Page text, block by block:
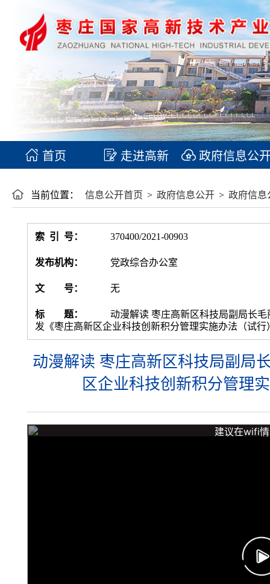
首页 走进高新 政府信息公
当前位置： 信息公开首页 > 政府信息公开 > 政府信息
索 引 号： 370400/2021-00903
发布机构： 党政综合办公室
文 号： 无
标 题：
动漫解读 枣庄高新区科技局副局长
发《枣庄高新区企业科技创新积分管理实施办法（试行
动漫解读 枣庄高新区科技局副局
区企业科技创新积分管理